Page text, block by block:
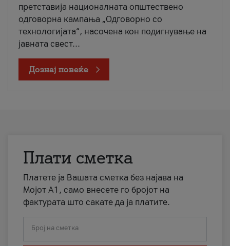
претставија националната општествено
одговорна кампања „Одговорно со
технологијата“, насочена кон подигнување на
јавната свест...
Дознај повеќе
Плати сметка
Платете ја Вашата сметка без најава на
Мојот А1, само внесете го бројот на
фактурата што сакате да ја платите.
Број на сметка